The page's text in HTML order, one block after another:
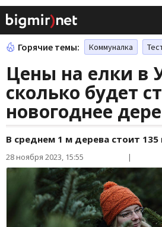
Горячие темы: Коммуналка
Цены на елки в
сколько будет
новогоднее
В среднем 1 м дерева стоит 135
28 ноября 2023, 15:55 |